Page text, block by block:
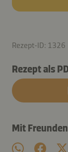
Rezept-ID: 1326
Rezept als
Mit